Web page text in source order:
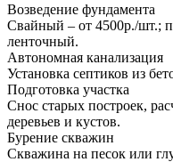
Возведение фундамента
Свайный – от 4500р./шт.;
ленточный.
Автономная канализация
Установка септиков из
Подготовка участка
Снос старых построек,
деревьев и кустов.
Бурение скважин
Скважина на песок или